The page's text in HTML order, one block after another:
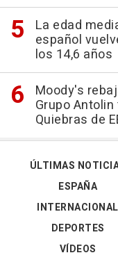
La edad
español
los 14,6 años
Moody's
Grupo
Quiebras de
ÚLTIMAS
ESPAÑA
INTERNACIONAL
DEPORTES
VÍDEOS